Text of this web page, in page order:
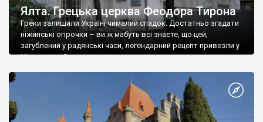
Ялта. Грецька церква Феодора Тирона
Греки залишили Україні чималий спадок. Достатньо згадати
ніжинські огірочки – ви ж мабуть всі знаєте, що цей,
загублений у радянські часи, легендарний рецепт привезли у
Ніжин греки?